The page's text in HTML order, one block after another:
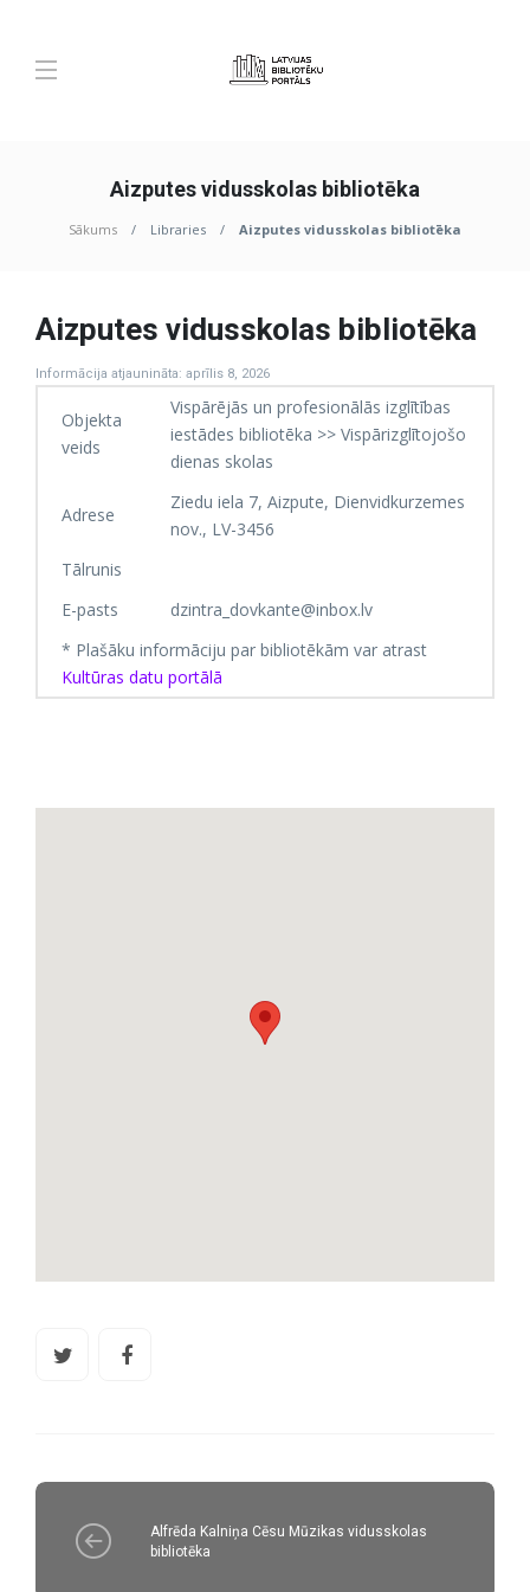
Aizputes vidusskolas bibliotēka
Sākums Libraries Aizputes vidusskolas bibliotēka
Aizputes vidusskolas bibliotēka
Informācija atjaunināta: aprīlis 8, 2026
Objekta
veids
Vispārējās un profesionālās izglītības
iestādes bibliotēka >> Vispārizglītojošo
dienas skolas
Adrese
Ziedu iela 7, Aizpute, Dienvidkurzemes
nov., LV-3456
Tālrunis
E-pasts
dzintra_dovkante@inbox.lv
* Plašāku informāciju par bibliotēkām var atrast
Kultūras datu portālā
Alfrēda Kalniņa Cēsu Mūzikas vidusskolas
bibliotēka